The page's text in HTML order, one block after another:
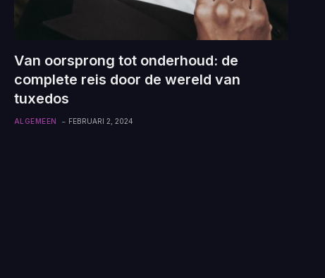
Van oorsprong tot onderhoud: de
complete reis door de wereld van
tuxedos
ALGEMEEN FEBRUARI 2, 2024